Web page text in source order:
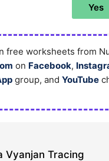
Yes
free worksheets from
on Facebook,
group, and YouTube
Vyanjan Tracing